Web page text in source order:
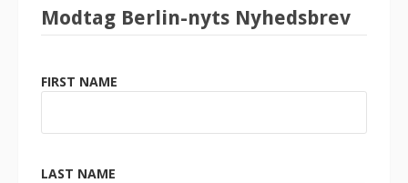
Modtag Berlin-nyts Nyhedsbrev
FIRST NAME
LAST NAME